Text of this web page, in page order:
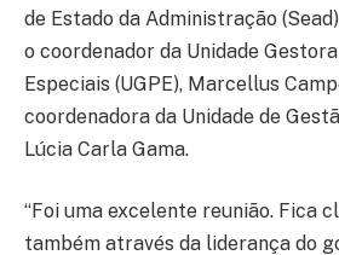
de Estado da Administração
o coordenador da Unidade
Especiais (UGPE), Marcellus
coordenadora da Unidade de
Lúcia Carla Gama.
“Foi uma excelente reunião. Fica
também através da liderança do